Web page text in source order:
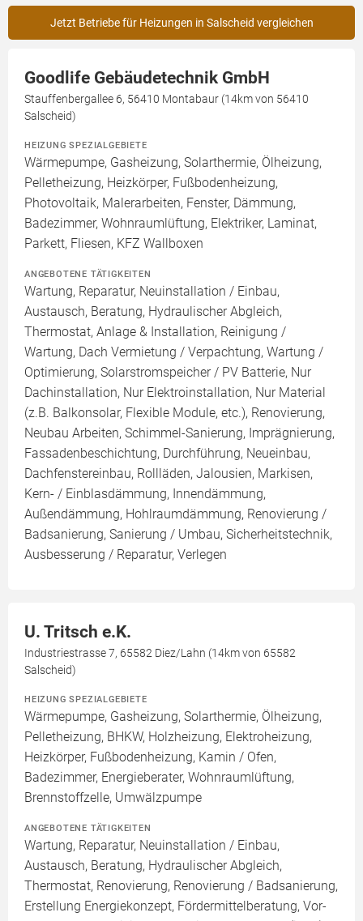
Jetzt Betriebe für Heizungen in Salscheid vergleichen
Goodlife Gebäudetechnik GmbH
Stauffenbergallee 6, 56410 Montabaur (14km von 56410
Salscheid)
HEIZUNG SPEZIALGEBIETE
Wärmepumpe, Gasheizung, Solarthermie, Ölheizung,
Pelletheizung, Heizkörper, Fußbodenheizung,
Photovoltaik, Malerarbeiten, Fenster, Dämmung,
Badezimmer, Wohnraumlüftung, Elektriker, Laminat,
Parkett, Fliesen, KFZ Wallboxen
ANGEBOTENE TÄTIGKEITEN
Wartung, Reparatur, Neuinstallation / Einbau,
Austausch, Beratung, Hydraulischer Abgleich,
Thermostat, Anlage & Installation, Reinigung /
Wartung, Dach Vermietung / Verpachtung, Wartung /
Optimierung, Solarstromspeicher / PV Batterie, Nur
Dachinstallation, Nur Elektroinstallation, Nur Material
(z.B. Balkonsolar, Flexible Module, etc.), Renovierung,
Neubau Arbeiten, Schimmel-Sanierung, Imprägnierung,
Fassadenbeschichtung, Durchführung, Neueinbau,
Dachfenstereinbau, Rollläden, Jalousien, Markisen,
Kern- / Einblasdämmung, Innendämmung,
Außendämmung, Hohlraumdämmung, Renovierung /
Badsanierung, Sanierung / Umbau, Sicherheitstechnik,
Ausbesserung / Reparatur, Verlegen
U. Tritsch e.K.
Industriestrasse 7, 65582 Diez/Lahn (14km von 65582
Salscheid)
HEIZUNG SPEZIALGEBIETE
Wärmepumpe, Gasheizung, Solarthermie, Ölheizung,
Pelletheizung, BHKW, Holzheizung, Elektroheizung,
Heizkörper, Fußbodenheizung, Kamin / Ofen,
Badezimmer, Energieberater, Wohnraumlüftung,
Brennstoffzelle, Umwälzpumpe
ANGEBOTENE TÄTIGKEITEN
Wartung, Reparatur, Neuinstallation / Einbau,
Austausch, Beratung, Hydraulischer Abgleich,
Thermostat, Renovierung, Renovierung / Badsanierung,
Erstellung Energiekonzept, Fördermittelberatung, Vor-